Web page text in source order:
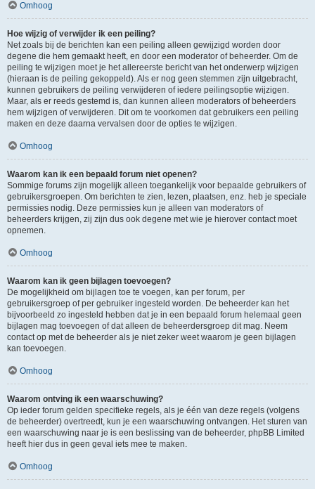
Omhoog
Hoe wijzig of verwijder ik een peiling?
Net zoals bij de berichten kan een peiling alleen gewijzigd worden door
degene die hem gemaakt heeft, en door een moderator of beheerder. Om de
peiling te wijzigen moet je het allereerste bericht van het onderwerp wijzigen
(hieraan is de peiling gekoppeld). Als er nog geen stemmen zijn uitgebracht,
kunnen gebruikers de peiling verwijderen of iedere peilingsoptie wijzigen.
Maar, als er reeds gestemd is, dan kunnen alleen moderators of beheerders
hem wijzigen of verwijderen. Dit om te voorkomen dat gebruikers een peiling
maken en deze daarna vervalsen door de opties te wijzigen.
Omhoog
Waarom kan ik een bepaald forum niet openen?
Sommige forums zijn mogelijk alleen toegankelijk voor bepaalde gebruikers of
gebruikersgroepen. Om berichten te zien, lezen, plaatsen, enz. heb je speciale
permissies nodig. Deze permissies kun je alleen van moderators of
beheerders krijgen, zij zijn dus ook degene met wie je hierover contact moet
opnemen.
Omhoog
Waarom kan ik geen bijlagen toevoegen?
De mogelijkheid om bijlagen toe te voegen, kan per forum, per
gebruikersgroep of per gebruiker ingesteld worden. De beheerder kan het
bijvoorbeeld zo ingesteld hebben dat je in een bepaald forum helemaal geen
bijlagen mag toevoegen of dat alleen de beheerdersgroep dit mag. Neem
contact op met de beheerder als je niet zeker weet waarom je geen bijlagen
kan toevoegen.
Omhoog
Waarom ontving ik een waarschuwing?
Op ieder forum gelden specifieke regels, als je één van deze regels (volgens
de beheerder) overtreedt, kun je een waarschuwing ontvangen. Het sturen van
een waarschuwing naar je is een beslissing van de beheerder, phpBB Limited
heeft hier dus in geen geval iets mee te maken.
Omhoog